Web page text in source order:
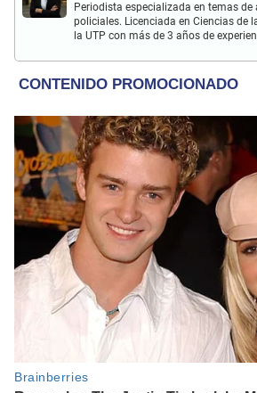
Periodista especializada en temas
policiales. Licenciada en Ciencias de
la UTP con más de 3 años de
en temas relacionados con misterios,
policiales.